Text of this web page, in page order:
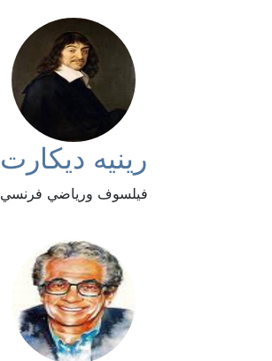
رينيه ديكارت
فيلسوف ورياضي فرنسي